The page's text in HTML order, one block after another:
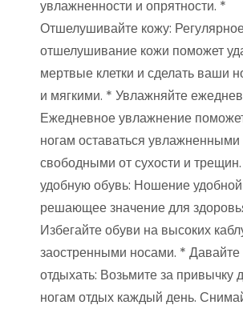
увлажненности и опрятности. *
Отшелушивайте кожу:
отшелушивание кожи поможет
мертвые клетки и сделать ваши
и мягкими. * Увлажняйте
Ежедневное увлажнение
ногам оставаться увлажненными
свободными от сухости и
удобную обувь: Ношение
решающее значение для
Избегайте обуви на высоких
заостренными носами. * Давайте
отдыхать: Возьмите за привычку
ногам отдых каждый день.